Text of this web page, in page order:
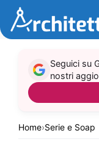
contenuto
Home›Serie e Soap
Seguici su
nostri